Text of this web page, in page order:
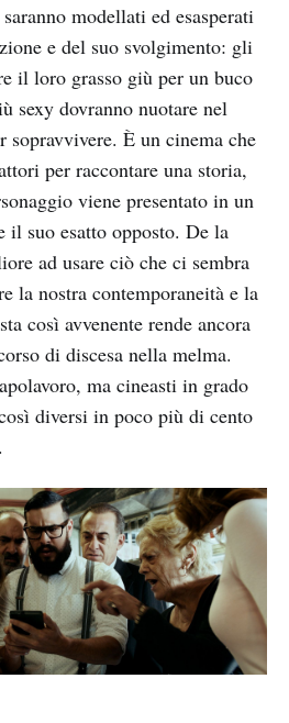
modellati ed esasperati
e del suo svolgimento: gli
il loro grasso giù per un buco
sexy dovranno nuotare nel
sopravvivere. È un cinema che
per raccontare una storia,
viene presentato in un
il suo esatto opposto. De la
ad usare ciò che ci sembra
la nostra contemporaneità e la
così avvenente rende ancora
di discesa nella melma.
ma cineasti in grado
diversi in poco più di cento